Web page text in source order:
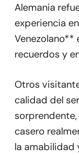
Alemania
experiencia
Venezolano**
recuerdos y
Otros
calidad del
casero
la amabilidad